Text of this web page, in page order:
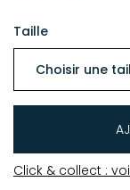
Taille
Click & collect :